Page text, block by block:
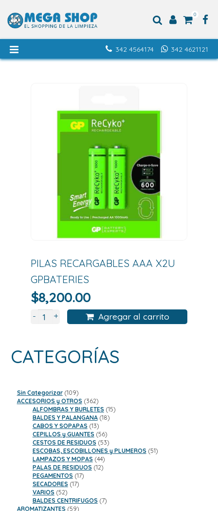
0
342 4621121
342 4564174
PILAS RECARGABLES AAA X2U
GPBATERIES
$8,200.00
- + Agregar al carrito
CATEGORÍAS
Sin Categorizar 109109
productos
ACCESORIOS y OTROS 362362
productos
ALFOMBRAS Y BURLETES 1515
BALDES Y PALANGANA 1818
CABOS Y SOPAPAS 1313
productos
CEPILLOS y GUANTES 5656
productos
CESTOS DE RESIDUOS 5353
productos
ESCOBAS, ESCOBILLONES y PLUMEROS 5151
LAMPAZOS Y MOPAS 4444
productos
PALAS DE RESIDUOS 1212
PEGAMENTOS 1717
SECADORES 1717
VARIOS 5252
productos
BALDES CENTRIFUGOS 77
AROMATIZANTES 5959